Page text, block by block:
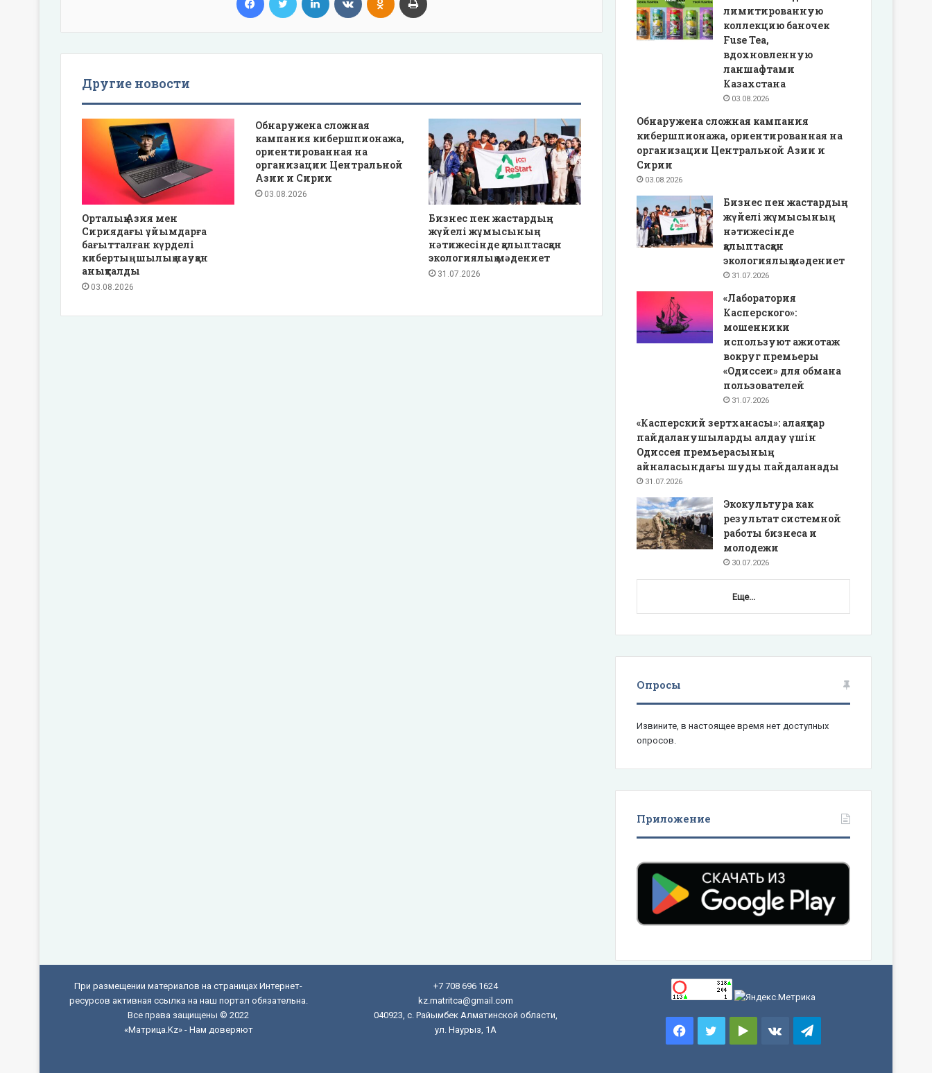
Другие новости
Орталық Азия мен
Сириядағы ұйымдарға
бағытталған күрделі
кибертыңшылық науқан
анықталды
03.08.2026
Обнаружена сложная
кампания кибершпионажа,
ориентированная на
организации Центральной
Азии и Сирии
03.08.2026
Бизнес пен жастардың
жүйелі жұмысының
нәтижесінде қалыптасқан
экологиялық мәдениет
31.07.2026
лимитированную
коллекцию баночек
Fuse Tea,
вдохновленную
ланшафтами
Казахстана
03.08.2026
Обнаружена сложная кампания
кибершпионажа, ориентированная на
организации Центральной Азии и
Сирии
03.08.2026
Бизнес пен жастардың
жүйелі жұмысының
нәтижесінде
қалыптасқан
экологиялық мәдениет
31.07.2026
«Лаборатория
Касперского»:
мошенники
используют ажиотаж
вокруг премьеры
«Одиссеи» для обмана
пользователей
31.07.2026
«Касперский зертханасы»: алаяқтар
пайдаланушыларды алдау үшін
Одиссея премьерасының
айналасындағы шуды пайдаланады
31.07.2026
Экокультура как
результат системной
работы бизнеса и
молодежи
30.07.2026
Еще...
Опросы
Извините, в настоящее время нет доступных
опросов.
Приложение
При размещении материалов на страницах Интернет-
ресурсов активная ссылка на наш портал обязательна.
Все права защищены © 2022
«Матрица.Kz» - Нам доверяют
+7 708 696 1624
kz.matritca@gmail.com
040923, с. Райымбек Алматинской области,
ул. Наурыз, 1А
FacebookTwitterGooglevk.comTelegram